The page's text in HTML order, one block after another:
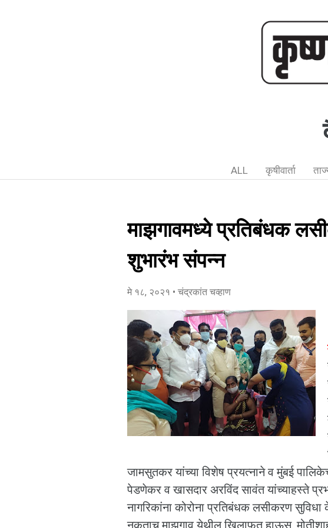
ALL कृषीवार्ता
माझगावमध्ये प्रतिबंधक
शुभारंभ संपन्न
मे १८, २०२१ • चंद्रकांत चव्हाण
जामसुतकर यांच्या विशेष प्रयत्नाने व मुंबई
पेडणेकर व खासदार अरविंद सावंत यांच्याहस्ते
नागरिकांना कोरोना प्रतिबंधक लसीकरण
नुकताच माझगाव येथील खिलाफत हाऊस,